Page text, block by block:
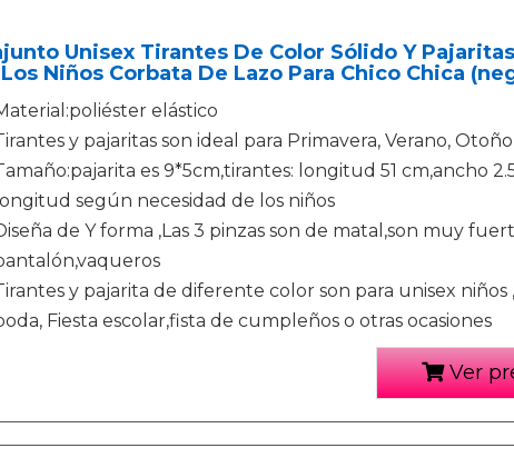
Unisex Tirantes De Color Sólido Y
Niños Corbata De Lazo Para Chico Chica
elástico
y pajaritas son ideal para Primavera, Verano,
es 9*5cm,tirantes: longitud 51 cm,ancho
longitud según necesidad de los niños
de Y forma ,Las 3 pinzas son de matal,son muy
y pajarita de diferente color son para unisex niños
Fiesta escolar,fista de cumpleños o otras ocasiones
Ver